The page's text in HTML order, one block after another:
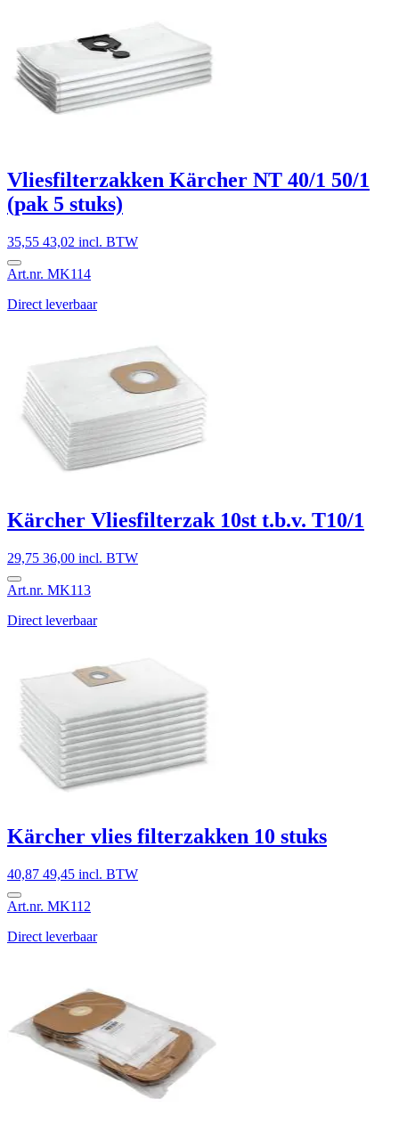
Vliesfilterzakken Kärcher NT 40/1 50/1
(pak 5 stuks)
35,55 43,02 incl. BTW
Art.nr. MK114
Direct leverbaar
Kärcher Vliesfilterzak 10st t.b.v. T10/1
29,75 36,00 incl. BTW
Art.nr. MK113
Direct leverbaar
Kärcher vlies filterzakken 10 stuks
40,87 49,45 incl. BTW
Art.nr. MK112
Direct leverbaar